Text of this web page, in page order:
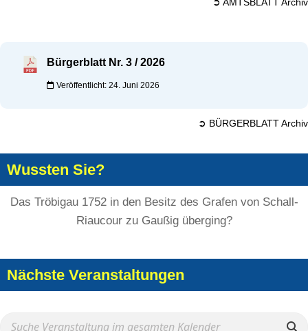
Bürgerblatt Nr. 3 / 2026
Veröffentlicht: 24. Juni 2026
➲ BÜRGERBLATT Archiv
Wussten Sie?
Das Tröbigau 1752 in den Besitz des Grafen von Schall-
Riaucour zu Gaußig überging?
Nächste Veranstaltungen